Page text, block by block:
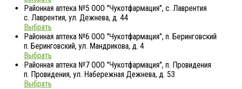
Районная аптека №5 ООО "Чукотфармация", с. Лаврентия
с. Лаврентия, ул. Дежнева, д. 44
Выбрать
Районная аптека №6 ООО "Чукотфармация", п. Беринговский
п. Беринговский, ул. Мандрикова, д. 4
Выбрать
Районная аптека №7 ООО "Чукотфармация", п. Провидения
п. Провидения, ул. Набережная Дежнева, д. 53
Выбрать